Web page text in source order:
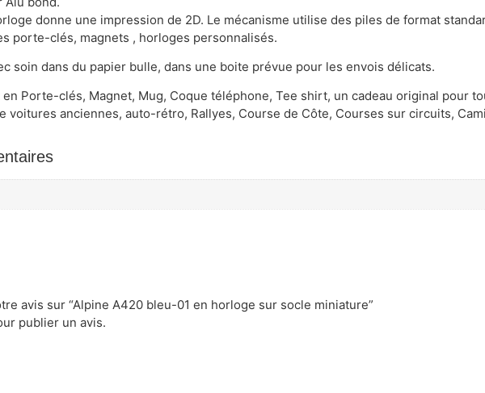
donne une impression de 2D. Le mécanisme utilise des piles de format
porte-clés, magnets , horloges personnalisés.
soin dans du papier bulle, dans une boite prévue pour les envois délicats.
Porte-clés, Magnet, Mug, Coque téléphone, Tee shirt, un cadeau original pour
voitures anciennes, auto-rétro, Rallyes, Course de Côte, Courses sur circuits,
avis sur “Alpine A420 bleu-01 en horloge sur socle miniature”
publier un avis.